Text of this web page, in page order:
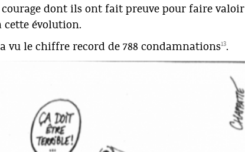
courage dont ils ont fait preuve pour faire valoir
cette évolution.
vu le chiffre record de 788 condamnations13.